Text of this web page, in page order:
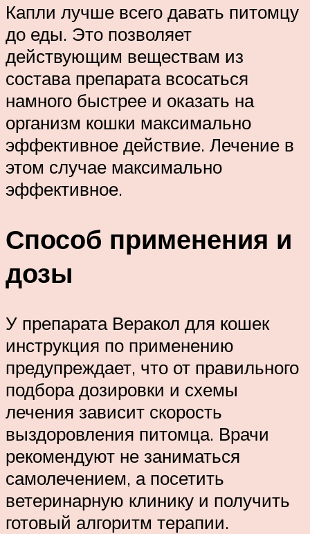
Капли лучше всего давать питомцу
до еды. Это позволяет
действующим веществам из
состава препарата всосаться
намного быстрее и оказать на
организм кошки максимально
эффективное действие. Лечение в
этом случае максимально
эффективное.
Способ применения и
дозы
У препарата Веракол для кошек
инструкция по применению
предупреждает, что от правильного
подбора дозировки и схемы
лечения зависит скорость
выздоровления питомца. Врачи
рекомендуют не заниматься
самолечением, а посетить
ветеринарную клинику и получить
готовый алгоритм терапии.